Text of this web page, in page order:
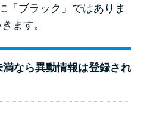
「ブラック」ではありま
ます。
満なら異動情報は登録され